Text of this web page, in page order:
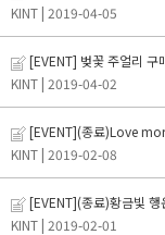
KINT | 2019-04-05
[EVENT] 벚꽃 주얼리 구매
KINT | 2019-04-02
[EVENT](종료)Love
KINT | 2019-02-08
[EVENT](종료)황금빛
KINT | 2019-02-01